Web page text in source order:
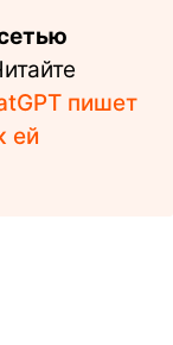
пишет
ей